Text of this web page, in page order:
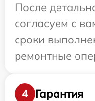
После
согласуем с
сроки
ремонтные
4
Гарантия